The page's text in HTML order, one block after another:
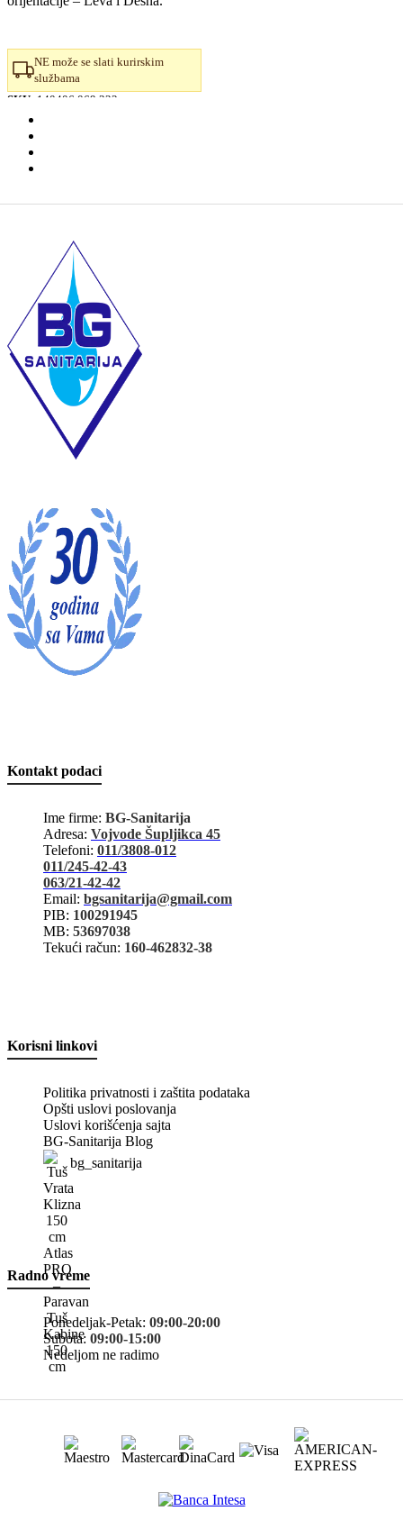
NE može se slati kurirskim
službama
SKU: 140406.069.322
Kontakt podaci
Ime firme: BG-Sanitarija
Adresa: Vojvode Šupljikca 45
Telefoni: 011/3808-012
011/245-42-43
063/21-42-42
Email: bgsanitarija@gmail.com
PIB: 100291945
MB: 53697038
Tekući račun: 160-462832-38
Korisni linkovi
Politika privatnosti i zaštita podataka
Opšti uslovi poslovanja
Uslovi korišćenja sajta
BG-Sanitarija Blog
bg_sanitarija
Radno vreme
Ponedeljak-Petak: 09:00-20:00
Subota: 09:00-15:00
Nedeljom ne radimo